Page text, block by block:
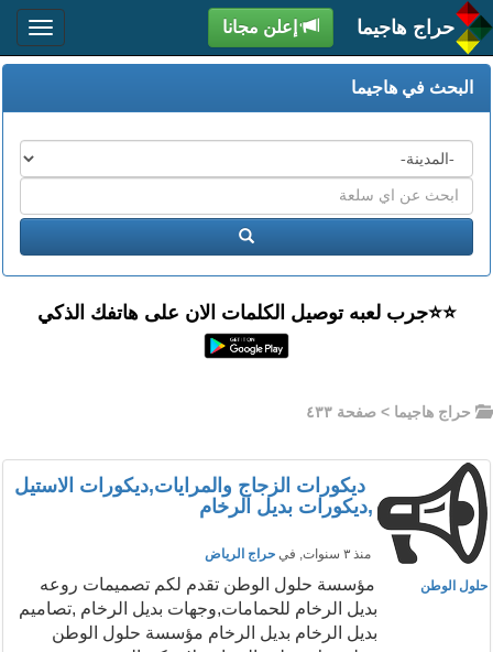
حراج هاجيما إعلن مجانا
البحث في هاجيما
المدن
اكتب
عبارة
البحث
ابحث
⭐️⭐جرب لعبه توصيل الكلمات الان على هاتفك الذكي
حراج هاجيما > صفحة ٤٣٣
ديكورات الزجاج والمرايات,ديكورات الاستيل
,ديكورات بديل الرخام
منذ ٣ سنوات , في حراج الرياض
حلول الوطن
مؤسسة حلول الوطن تقدم لكم تصميمات روعه
بديل الرخام للحمامات,وجهات بديل الرخام ,تصاميم
بديل الرخام بديل الرخام مؤسسة حلول الوطن